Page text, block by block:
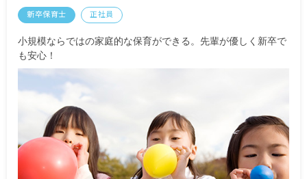
賞与年2回 実績：計4.0カ月分
※試用期間3カ月／同条件
新卒保育士 正社員
小規模ならではの家庭的な保育ができる。先輩が優しく新卒で
も安心！